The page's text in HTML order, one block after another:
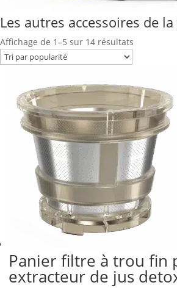
Les autres accessoires de
Affichage de 1–5 sur 14 résultats
Panier filtre à trou fin
extracteur de jus